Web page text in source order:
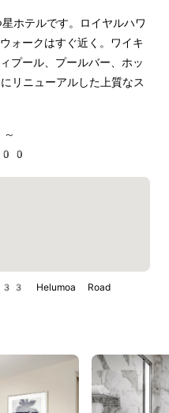
ホテルです。ロイヤルハワ
ォークはすぐ近く。ワイキ
プール、プールバー、ホッ
ニューアルした上質なス
Helumoa Road